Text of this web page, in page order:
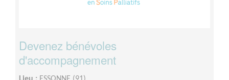
Devenez bénévoles
d'accompagnement